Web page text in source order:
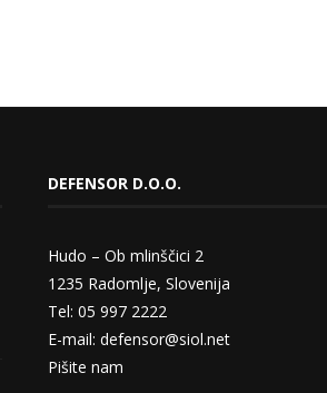
DEFENSOR D.O.O.
Hudo – Ob mlinščici 2
1235 Radomlje, Slovenija
Tel: 05 997 2222
E-mail: defensor@siol.net
Pišite nam